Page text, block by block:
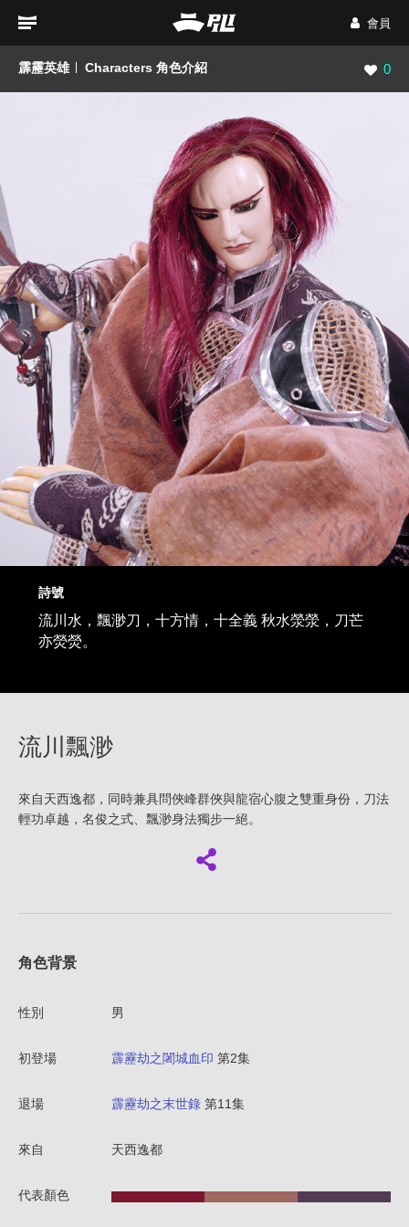
會員
霹靂英雄 Characters 角色介紹 瀏覽
0
詩號
流川水，飄渺刀，十方情，十全義 秋水滎滎，刀芒
亦熒熒。
流川飄渺
來自天西逸都，同時兼具問俠峰群俠與龍宿心腹之雙重身份，刀法
輕功卓越，名俊之式、飄渺身法獨步一絕。
角色背景
性別 男
初登場 霹靂劫之闍城血印 第2集
退場 霹靂劫之末世錄 第11集
來自 天西逸都
代表顏色